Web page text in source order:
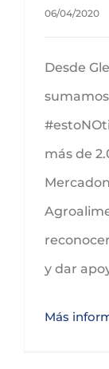
06/04/2020
Desde
más de
y dar
Más